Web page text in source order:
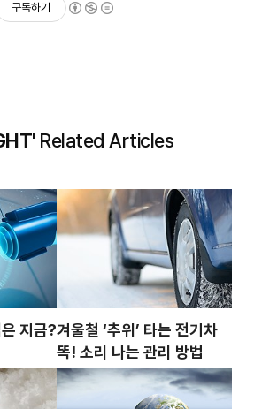
구독하기
Related Articles
지금?겨울철 ‘추위’ 타는 전기차
똑! 소리 나는 관리 방법